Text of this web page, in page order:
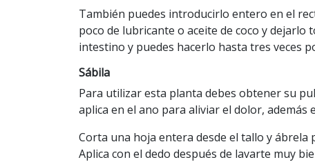
También puedes introducirlo entero en el
poco de lubricante o aceite de coco y dejarlo
intestino y puedes hacerlo hasta tres veces
Sábila
Para utilizar esta planta debes obtener su
aplica en el ano para aliviar el dolor,
Corta una hoja entera desde el tallo y
Aplica con el dedo después de lavarte muy